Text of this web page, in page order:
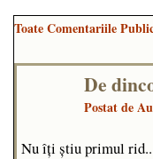
Toate Comentariile
De
Postat de
Nu îţi ştiu primul